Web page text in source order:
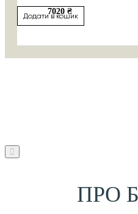
7020 ₴
Додати в кошик
ПРО